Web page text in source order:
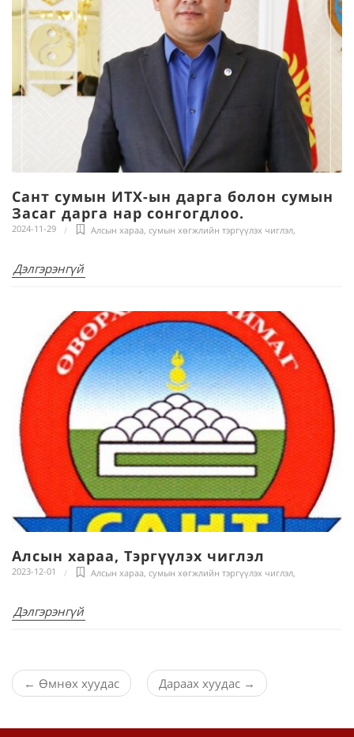
Сант сумын ИТХ-ын дарга болон сумын
Засаг дарга нар сонгогдлоо.
2024-11-29 Алсын хараа, сумын хөгжлийн тэргүүлэх чиглэл,
Дэлгэрэнгүй
Алсын хараа, Тэргүүлэх чиглэл
2023-12-01 Алсын хараа, сумын хөгжлийн тэргүүлэх чиглэл,
Дэлгэрэнгүй
← Өмнөх хуудас Дараах хуудас →